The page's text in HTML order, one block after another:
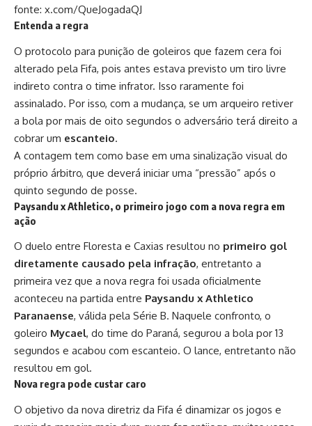
fonte: x.com/QueJogadaQJ
Entenda a regra
O protocolo para punição de goleiros que fazem cera foi
alterado pela Fifa, pois antes estava previsto um tiro livre
indireto contra o time infrator. Isso raramente foi
assinalado. Por isso, com a mudança, se um arqueiro retiver
a bola por mais de oito segundos o adversário terá direito a
cobrar um escanteio.
A contagem tem como base em uma sinalização visual do
próprio árbitro, que deverá iniciar uma “pressão” após o
quinto segundo de posse.
Paysandu x Athletico, o primeiro jogo com a nova regra em
ação
O duelo entre Floresta e Caxias resultou no primeiro gol
diretamente causado pela infração, entretanto a
primeira vez que a nova regra foi usada oficialmente
aconteceu na partida entre Paysandu x Athletico
Paranaense, válida pela Série B. Naquele confronto, o
goleiro Mycael, do time do Paraná, segurou a bola por 13
segundos e acabou com escanteio. O lance, entretanto não
resultou em gol.
Nova regra pode custar caro
O objetivo da nova diretriz da Fifa é dinamizar os jogos e